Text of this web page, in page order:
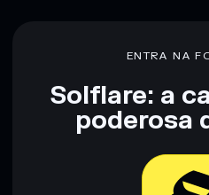
ENTRA NA
Solflare: a
poderosa